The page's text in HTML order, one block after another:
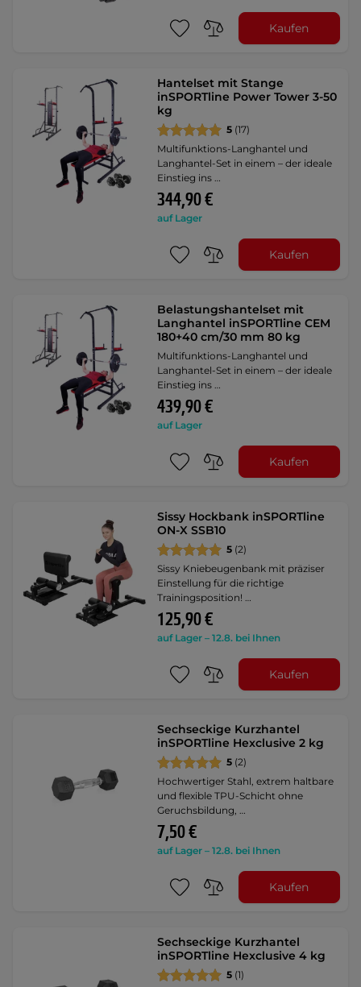
Kaufen
Hantelset mit Stange
inSPORTline Power Tower 3-50
kg
5 (17)
Multifunktions-Langhantel und
Langhantel-Set in einem – der ideale
Einstieg ins …
344,90 €
auf Lager
Kaufen
Belastungshantelset mit
Langhantel inSPORTline CEM
180+40 cm/30 mm 80 kg
Multifunktions-Langhantel und
Langhantel-Set in einem – der ideale
Einstieg ins …
439,90 €
auf Lager
Kaufen
Sissy Hockbank inSPORTline
ON-X SSB10
5 (2)
Sissy Kniebeugenbank mit präziser
Einstellung für die richtige
Trainingsposition! …
125,90 €
auf Lager – 12.8. bei Ihnen
Kaufen
Sechseckige Kurzhantel
inSPORTline Hexclusive 2 kg
5 (2)
Hochwertiger Stahl, extrem haltbare
und flexible TPU-Schicht ohne
Geruchsbildung, …
7,50 €
auf Lager – 12.8. bei Ihnen
Kaufen
Sechseckige Kurzhantel
inSPORTline Hexclusive 4 kg
5 (1)